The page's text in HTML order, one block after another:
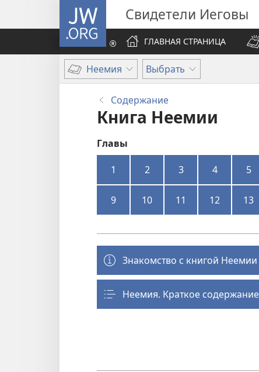
JW.ORG Свидетели Иеговы
ГЛАВНАЯ СТРАНИЦА
Неемия Выбрать
Содержание
Книга Неемии
Главы
1 2 3 4 5
9 10 11 12 13
Знакомство с книгой Неемии
Неемия. Краткое содержание